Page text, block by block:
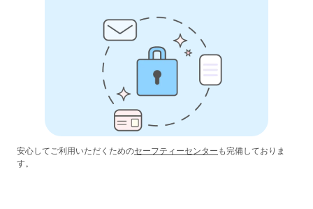
安心してご利用いただくためのセーフティーセンター も完備しておりま
す。